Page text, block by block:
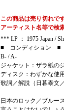
この商品は売り切れで
アーティスト名等で検
*** LP ： 1975 Japan /
■ コンディション ■
B- / A-
ジャケット：ザラ紙の
ディスク：わずかな使
歌詞／解説（日暮泰文
日本のロック／ブルー